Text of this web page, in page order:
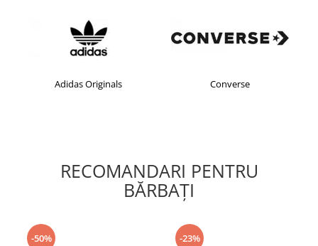
Adidas Originals Converse
RECOMANDARI PENTRU
BĂRBAŢI
-50% -23%